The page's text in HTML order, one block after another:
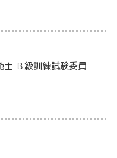
Ｂ級訓練試験委員